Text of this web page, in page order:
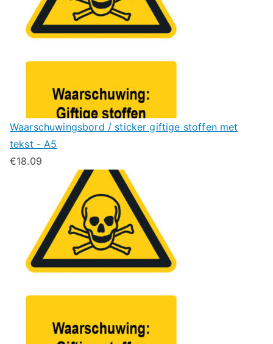
Waarschuwingsbord / sticker giftige stoffen met
tekst - A5
€18.09